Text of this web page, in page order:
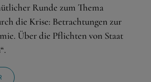
Runde zum Thema
die Krise: Betrachtungen zur
Über die Pflichten von Staat